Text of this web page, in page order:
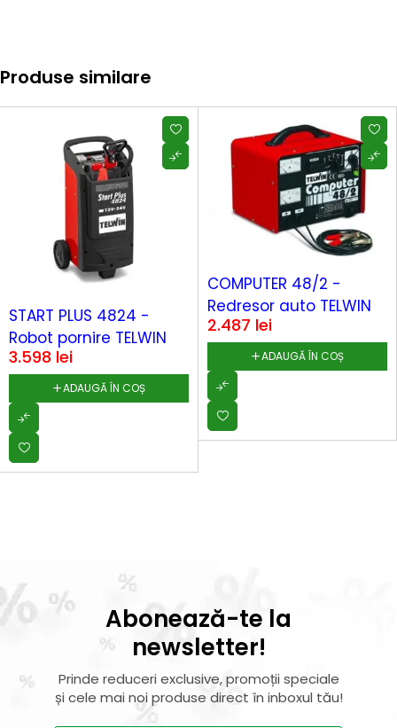
Produse similare
START PLUS 4824 -
Robot pornire TELWIN
3.598 lei
ADAUGĂ ÎN COȘ
COMPUTER 48/2 -
Redresor auto TELWIN
2.487 lei
ADAUGĂ ÎN COȘ
Abonează-te la
newsletter!
Prinde reduceri exclusive, promoții speciale
și cele mai noi produse direct în inboxul tău!